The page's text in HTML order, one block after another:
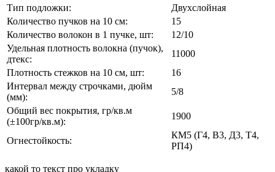
Тип подложки:
Двухслойная
Количество пучков на 10 см:
15
Количество волокон в 1 пучке, шт:
12/10
Удельная плотность волокна (пучок),
дтекс:
11000
Плотность стежков на 10 см, шт:
16
Интервал между строчками, дюйм
(мм):
5/8
Общий вес покрытия, гр/кв.м
(±100гр/кв.м):
1900
Огнестойкость:
КМ5 (Г4, В3, Д3, Т4,
РП4)
какой то текст про укладку